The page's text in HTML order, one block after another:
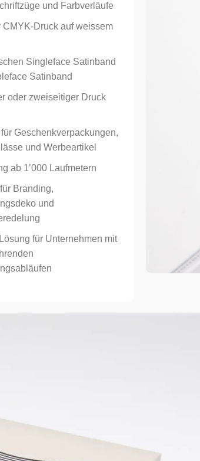
und Farbverläufe
CMYK-Druck auf weissem
Singleface Satinband
Satinband
oder zweiseitiger Druck
Geschenkverpackungen,
und Werbeartikel
ab 1’000 Laufmetern
Branding,
und
für Unternehmen mit